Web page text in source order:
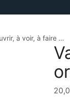
à voir, à faire …